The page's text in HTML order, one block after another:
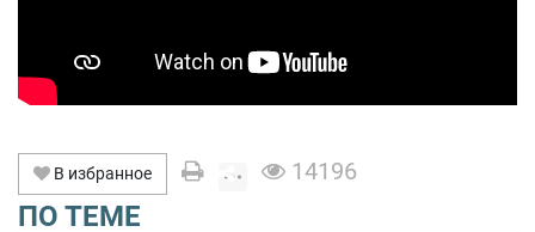
В избранное 14196
ПО ТЕМЕ